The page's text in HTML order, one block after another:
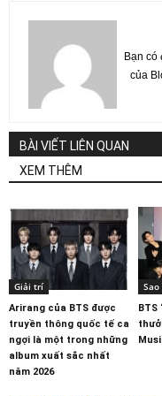
Bạn có
của
BÀI VIẾT LIÊN QUAN
XEM THÊM
Giải trí
Arirang của BTS được
truyền thông quốc tế ca
ngợi là một trong những
album xuất sắc nhất
năm 2026